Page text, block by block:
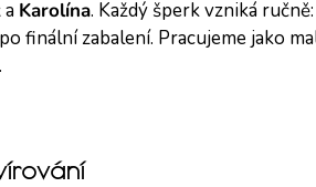
a Karolína. Každý šperk vzniká
finální zabalení. Pracujeme jako